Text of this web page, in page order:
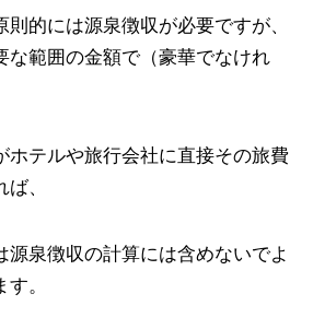
的には源泉徴収が必要ですが、
な範囲の金額で（豪華でなけれ
ホテルや旅行会社に直接その旅費
、
源泉徴収の計算には含めないでよ
。